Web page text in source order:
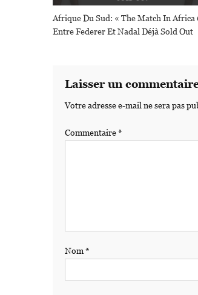
Afrique Du Sud: « The Match In Africa
Entre Federer Et Nadal Déjà Sold Out
Laisser un
Votre adresse e-mail ne sera pas
Commentaire*
Nom*